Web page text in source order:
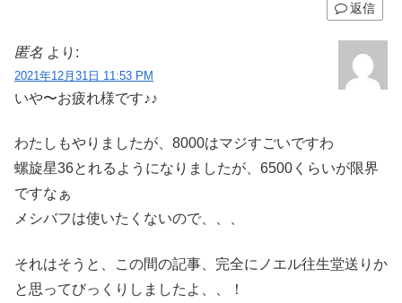
返信
匿名 より:
2021年12月31日 11:53 PM
いや〜お疲れ様です♪♪
わたしもやりましたが、8000はマジすごいですわ
螺旋星36とれるようになりましたが、6500くらいが限界
ですなぁ
メシバフは使いたくないので、、、
それはそうと、この間の記事、完全にノエル往生堂送りか
と思ってびっくりしましたよ、、！